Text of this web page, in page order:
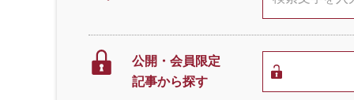
公開・会員限定
記事から探す